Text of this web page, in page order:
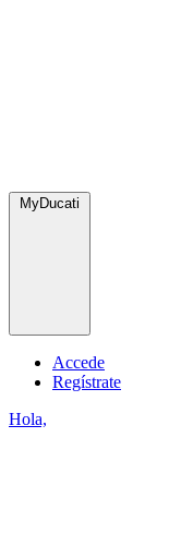
MyDucati
Accede
Regístrate
Hola,